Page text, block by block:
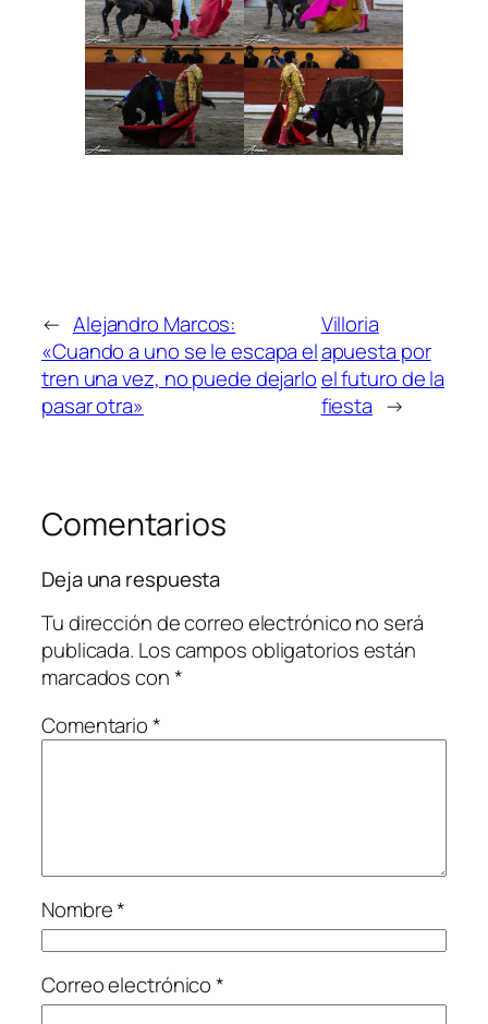
← Alejandro Marcos:
«Cuando a uno se le escapa el
tren una vez, no puede dejarlo
pasar otra»
Villoria
apuesta por
el futuro de la
fiesta →
Comentarios
Deja una respuesta
Tu dirección de correo electrónico no será
publicada. Los campos obligatorios están
marcados con*
Comentario*
Nombre*
Correo electrónico*